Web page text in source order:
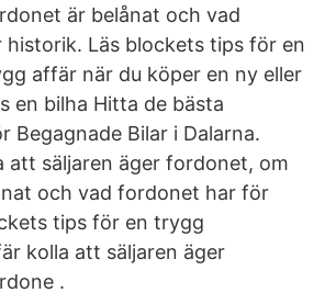
är belånat och vad
Läs blockets tips för en
affär när du köper en ny eller
en bilha Hitta de bästa
Begagnade Bilar i Dalarna.
att säljaren äger fordonet, om
och vad fordonet har för
tips för en trygg
kolla att säljaren äger
.